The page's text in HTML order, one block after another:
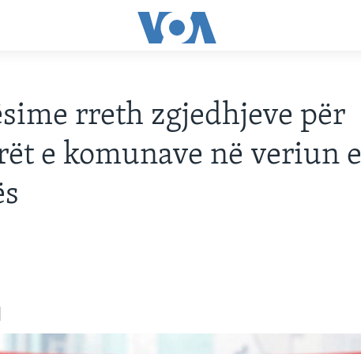
rreth zgjedhjeve për
e komunave në veriun e